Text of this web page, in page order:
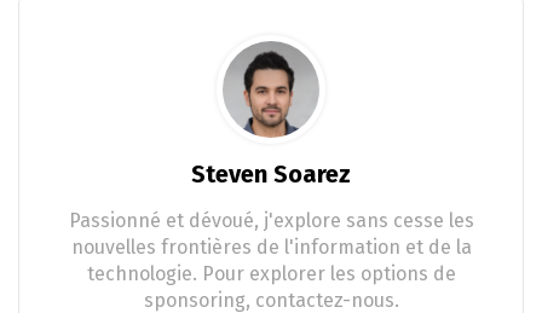
Steven Soarez
Passionné et dévoué, j'explore sans cesse les
nouvelles frontières de l'information et de la
technologie. Pour explorer les options de
sponsoring, contactez-nous.